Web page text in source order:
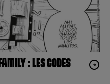
: LES CODES